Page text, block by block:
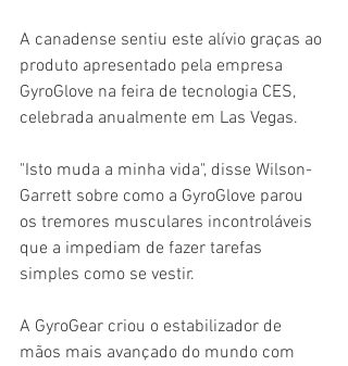
A canadense sentiu este alívio graças ao
produto apresentado pela empresa
GyroGlove na feira de tecnologia CES,
celebrada anualmente em Las Vegas.
"Isto muda a minha vida", disse Wilson-
Garrett sobre como a GyroGlove parou
os tremores musculares incontroláveis
que a impediam de fazer tarefas
simples como se vestir.
A GyroGear criou o estabilizador de
mãos mais avançado do mundo com